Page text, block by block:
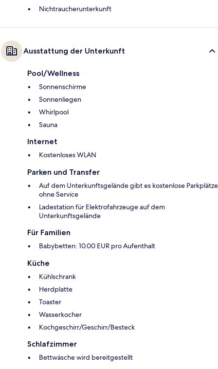
Nichtraucherunterkunft
Ausstattung der Unterkunft
Pool/Wellness
Sonnenschirme
Sonnenliegen
Whirlpool
Sauna
Internet
Kostenloses WLAN
Parken und Transfer
Auf dem Unterkunftsgelände gibt es kostenlose Parkplätze
ohne Service
Ladestation für Elektrofahrzeuge auf dem
Unterkunftsgelände
Für Familien
Babybetten: 10.00 EUR pro Aufenthalt
Küche
Kühlschrank
Herdplatte
Toaster
Wasserkocher
Kochgeschirr/Geschirr/Besteck
Schlafzimmer
Bettwäsche wird bereitgestellt